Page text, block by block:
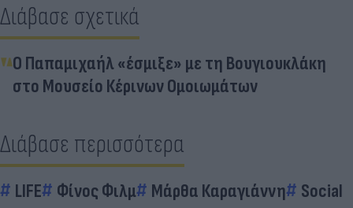
Διάβασε σχετικά
Ο Παπαμιχαήλ «έσμιξε» με τη Βουγιουκλάκη
στο Μουσείο Κέρινων Ομοιωμάτων
Διάβασε περισσότερα
LIFE Φίνος Φιλμ Μάρθα Καραγιάννη Social